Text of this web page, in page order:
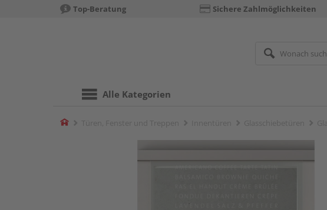
Top-Beratung Sichere Zahlmöglichkeiten
Alle Kategorien
Home